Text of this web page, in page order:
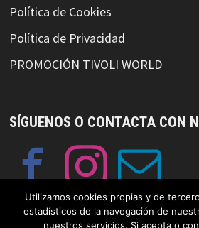
Política de Cookies
Política de Privacidad
PROMOCIÓN TIVOLI WORLD
SÍGUENOS O CONTACTA CON
Utilizamos cookies propias y de
estadísticos de la navegación de
nuestros servicios. Si acepta o